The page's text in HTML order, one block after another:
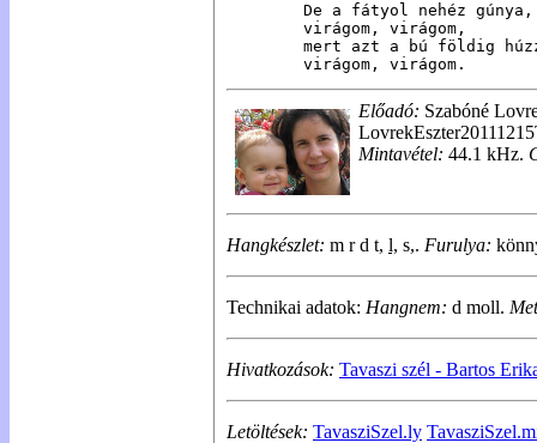
De a fátyol nehéz gúnya,
virágom, virágom,
mert azt a bú földig
virágom, virágom.
Előadó: Szabóné
Mintavétel: 44.1 kHz.
Hangkészlet: m r d t, l, s,. Furulya:
Technikai adatok: Hangnem: d moll.
Hivatkozások: Tavaszi szél - Bartos
Letöltések: TavasziSzel.ly